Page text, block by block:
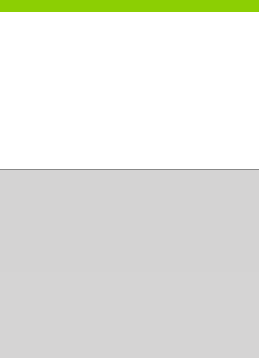
Direkt zum Inhalt